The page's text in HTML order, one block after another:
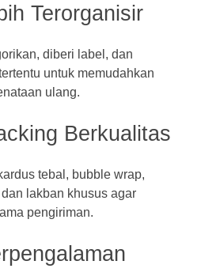
Terorganisir
diberi label, dan
untuk memudahkan
ulang.
Berkualitas
tebal, bubble wrap,
lakban khusus agar
pengiriman.